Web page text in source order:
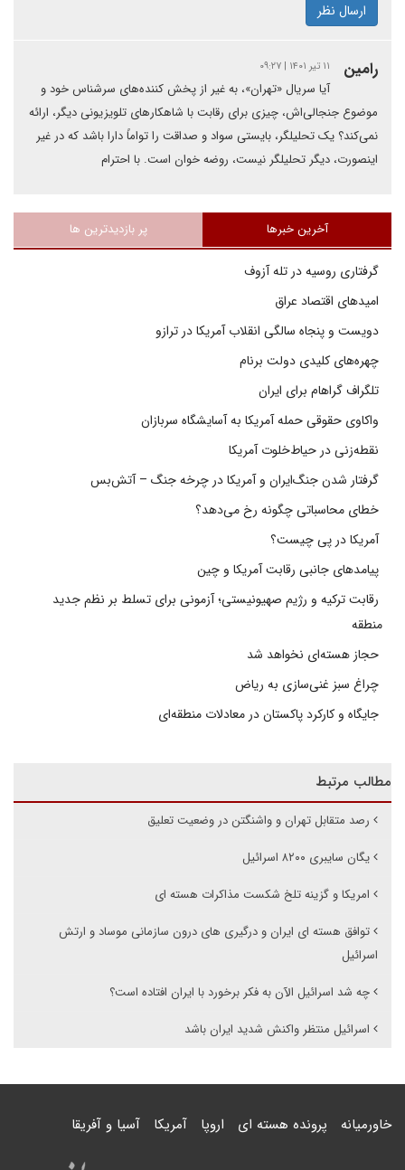
ارسال نظر
رامین ۱۱ تیر ۱۴۰۱ | ۰۹:۲۷
آیا سریال «تهران»، به غیر از پخش کننده‌های سرشناس خود و
موضوع جنجالی‌اش، چیزی برای رقابت با شاهکارهای تلویزیونی دیگر، ارائه
نمی‌کند؟ یک تحلیلگر، بایستی سواد و صداقت را تواماً دارا باشد که در غیر
اینصورت، دیگر تحلیلگر نیست، روضه خوان است. با احترام
آخرین خبرها پر بازدیدترین ها
گرفتاری روسیه در تله آزوف
امیدهای اقتصاد عراق
دویست و پنجاه سالگی انقلاب آمریکا در ترازو
چهره‌های کلیدی دولت برنام
تلگراف گراهام برای ایران
واکاوی حقوقی حمله آمریکا به آسایشگاه سربازان
نقطه‌زنی در حیاط‌خلوت آمریکا
گرفتار شدن جنگ‌ایران و آمریکا در چرخه جنگ – آتش‌بس
خطای محاسباتی چگونه رخ می‌دهد؟
آمریکا در پی چیست؟
پیامدهای جانبی رقابت آمریکا و چین
رقابت ترکیه و رژیم صهیونیستی؛ آزمونی برای تسلط بر نظم جدید
منطقه
حجاز هسته‌ای نخواهد شد
چراغ سبز غنی‌سازی به ریاض
جایگاه و کارکرد پاکستان در معادلات منطقه‌ای
مطالب مرتبط
رصد متقابل تهران و واشنگتن در وضعیت تعلیق
یگان سایبری ۸۲۰۰ اسرائیل
امریکا و گزینه تلخ شکست مذاکرات هسته ای
توافق هسته ای ایران و درگیری های درون سازمانی موساد و ارتش
اسرائیل
چه شد اسرائیل الآن به فکر برخورد با ایران افتاده است؟
اسرائیل منتظر واکنش شدید ایران باشد
خاورمیانه پرونده هسته ای اروپا آمریکا آسیا و آفریقا